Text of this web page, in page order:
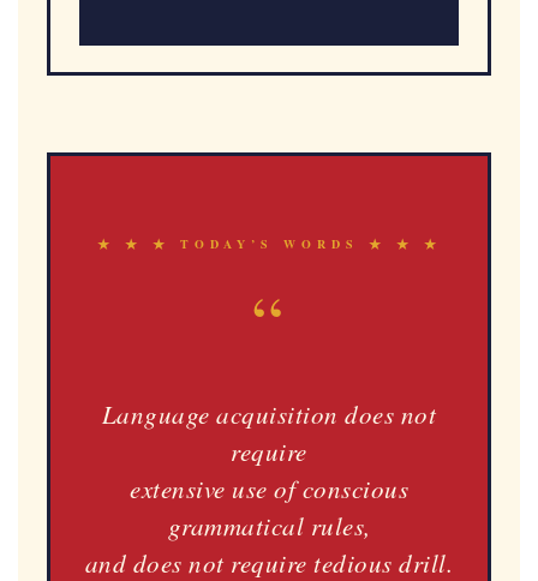
★ ★ ★ TODAY’S WORDS ★ ★ ★
“
Language acquisition does not
require
extensive use of conscious
grammatical rules,
and does not require tedious drill.